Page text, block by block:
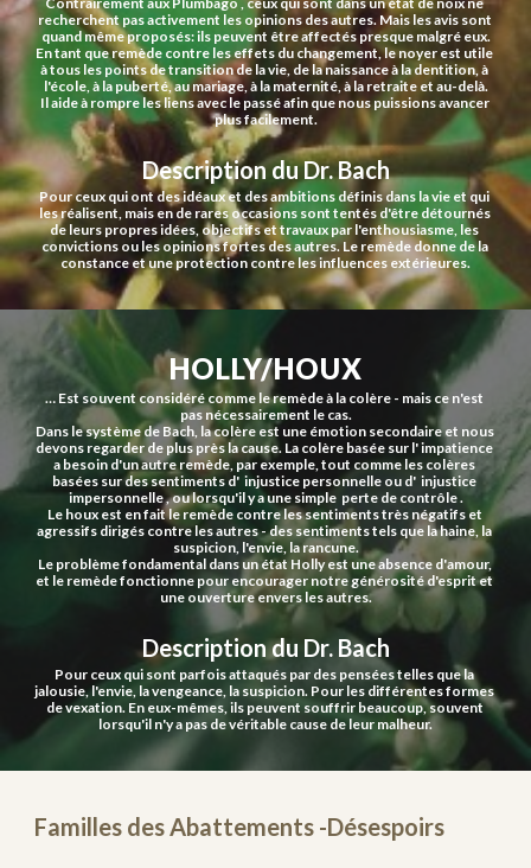
recherchent pas activement les opinions des autres. Mais les avis sont
quand même proposés: ils peuvent être affectés presque malgré eux.
En tant que remède contre les effets du changement, le noyer est utile
à tous les points de transition de la vie, de la naissance à la dentition, à
l'école, à la puberté, au mariage, à la maternité, à la retraite et au-delà.
Il aide à rompre les liens avec le passé afin que nous puissions avancer
plus facilement.
Description du Dr. Bach
Pour ceux qui ont des idéaux et des ambitions définis dans la vie et qui
les réalisent, mais en de rares occasions sont tentés d'être détournés
de leurs propres idées, objectifs et travaux par l'enthousiasme, les
convictions ou les opinions fortes des autres. Le remède donne de la
constance et une protection contre les influences extérieures.
HOLLY/HOUX
… Est souvent considéré comme le remède à la colère - mais ce n'est
pas nécessairement le cas.
Dans le système de Bach, la colère est une émotion secondaire et nous
devons regarder de plus près la cause. La colère basée sur l' impatience
a besoin d'un autre remède, par exemple, tout comme les colères
basées sur des sentiments d'  injustice personnelle ou d'  injustice
impersonnelle , ou lorsqu'il y a une simple  perte de contrôle .
Le houx est en fait le remède contre les sentiments très négatifs et
agressifs dirigés contre les autres - des sentiments tels que la haine, la
suspicion, l'envie, la rancune.
Le problème fondamental dans un état Holly est une absence d'amour,
et le remède fonctionne pour encourager notre générosité d'esprit et
une ouverture envers les autres.
Description du Dr. Bach
Pour ceux qui sont parfois attaqués par des pensées telles que la
jalousie, l'envie, la vengeance, la suspicion. Pour les différentes formes
de vexation. En eux-mêmes, ils peuvent souffrir beaucoup, souvent
lorsqu'il n'y a pas de véritable cause de leur malheur.
Familles des Abattements -Désespoirs